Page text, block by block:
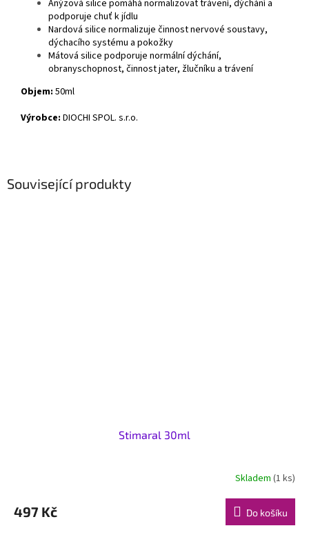
Související produkty
Stimaral 30ml
Skladem (1 ks)
497 Kč Do košíku
Anýzová silice pomáhá normalizovat trávení, dýchání a
podporuje chuť k jídlu
Nardová silice normalizuje činnost nervové soustavy,
dýchacího systému a pokožky
Mátová silice podporuje normální dýchání,
obranyschopnost, činnost jater, žlučníku a trávení
Objem: 50ml
Výrobce: DIOCHI SPOL. s.r.o.